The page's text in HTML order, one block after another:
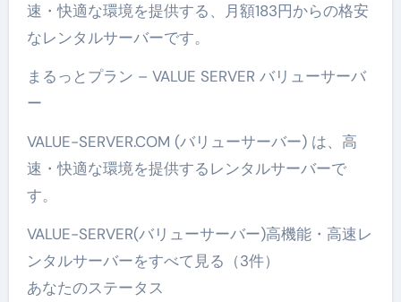
速・快適な環境を提供する、月額183円からの格安
なレンタルサーバーです。
まるっとプラン – VALUE SERVER バリューサーバ
ー
VALUE-SERVER.COM (バリューサーバー) は、高
速・快適な環境を提供するレンタルサーバーで
す。
VALUE-SERVER(バリューサーバー)高機能・高速レ
ンタルサーバーをすべて見る（3件）
あなたのステータス